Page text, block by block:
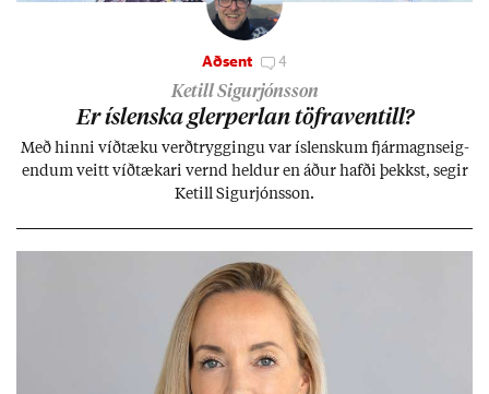
Aðsent 4
Ketill Sigurjónsson
Er ís­lenska glerperl­an töfra­ventill?
Með hinni víð­tæku verð­trygg­ingu var ís­lensk­um fjár­magns­eig­
end­um veitt víð­tæk­ari vernd held­ur en áð­ur hafði þekkst, seg­ir
Ketill Sig­ur­jóns­son.